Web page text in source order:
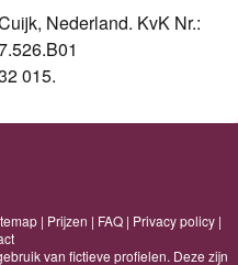
Nederland. KvK Nr.:
015.
| Prijzen | FAQ| Privacy policy|
van fictieve profielen. Deze zijn